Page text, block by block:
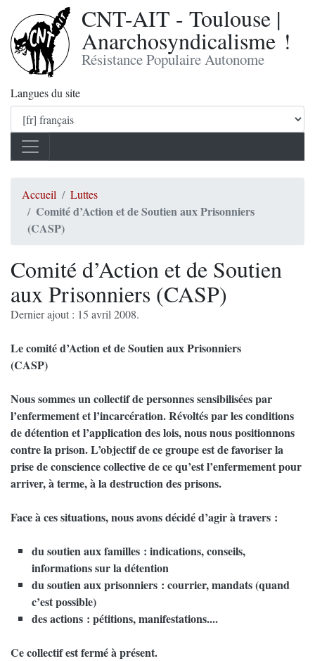
CNT-AIT - Toulouse |
Anarchosyndicalisme !
Résistance Populaire Autonome
Langues du site
Accueil Luttes
Comité d’Action et de Soutien aux Prisonniers
(CASP)
Comité d’Action et de Soutien
aux Prisonniers (CASP)
Dernier ajout : 15 avril 2008.
Le comité d’Action et de Soutien aux Prisonniers
(CASP)
Nous sommes un collectif de personnes sensibilisées par
l’enfermement et l’incarcération. Révoltés par les conditions
de détention et l’application des lois, nous nous positionnons
contre la prison. L’objectif de ce groupe est de favoriser la
prise de conscience collective de ce qu’est l’enfermement pour
arriver, à terme, à la destruction des prisons.
Face à ces situations, nous avons décidé d’agir à travers :
du soutien aux familles : indications, conseils,
informations sur la détention
du soutien aux prisonniers : courrier, mandats (quand
c’est possible)
des actions : pétitions, manifestations....
Ce collectif est fermé à présent.